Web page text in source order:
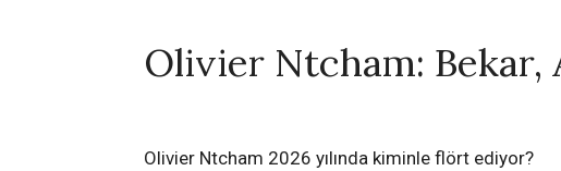
Olivier Ntcham: Bekar,
Olivier Ntcham 2026 yılında kiminle flört ediyor?